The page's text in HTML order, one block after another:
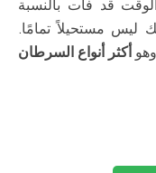
قد فات بالنسبة
ليس مستحيلاً تمامًا.
أكثر أنواع السرطان